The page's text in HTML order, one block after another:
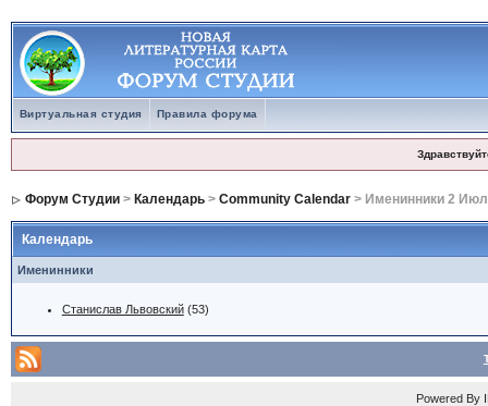
Виртуальная студия Правила форума
Форум Студии> Календарь> Community Calendar> Именинники 2
Календарь
Именинники
Станислав Львовский(53)
Powered By